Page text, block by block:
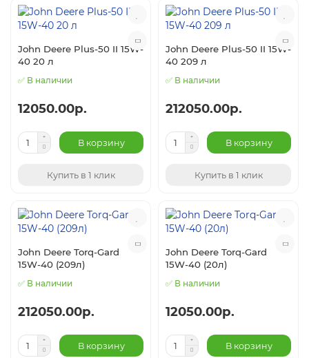
John Deere Plus-50 II 15W-
40 20 л
✅ В наличии
12050.00р.
В корзину
Купить в 1 клик
John Deere Plus-50 II 15W-
40 209 л
✅ В наличии
212050.00р.
В корзину
Купить в 1 клик
John Deere Torq-Gard
15W-40 (209л)
✅ В наличии
212050.00р.
В корзину
John Deere Torq-Gard
15W-40 (20л)
✅ В наличии
12050.00р.
В корзину